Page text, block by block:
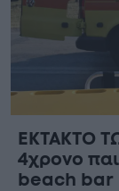
ΕΚΤΑΚΤΟ
4χρονο
beach bar